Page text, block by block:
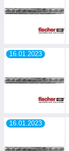
16.01.2023
16.01.2023